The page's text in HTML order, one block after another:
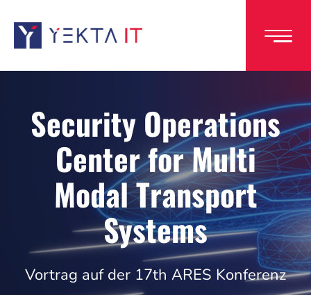
Security Operations
Center for Multi
Modal Transport
Systems
Vortrag auf der 17th ARES Konferenz